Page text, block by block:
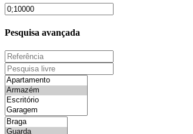
Pesquisa avançada